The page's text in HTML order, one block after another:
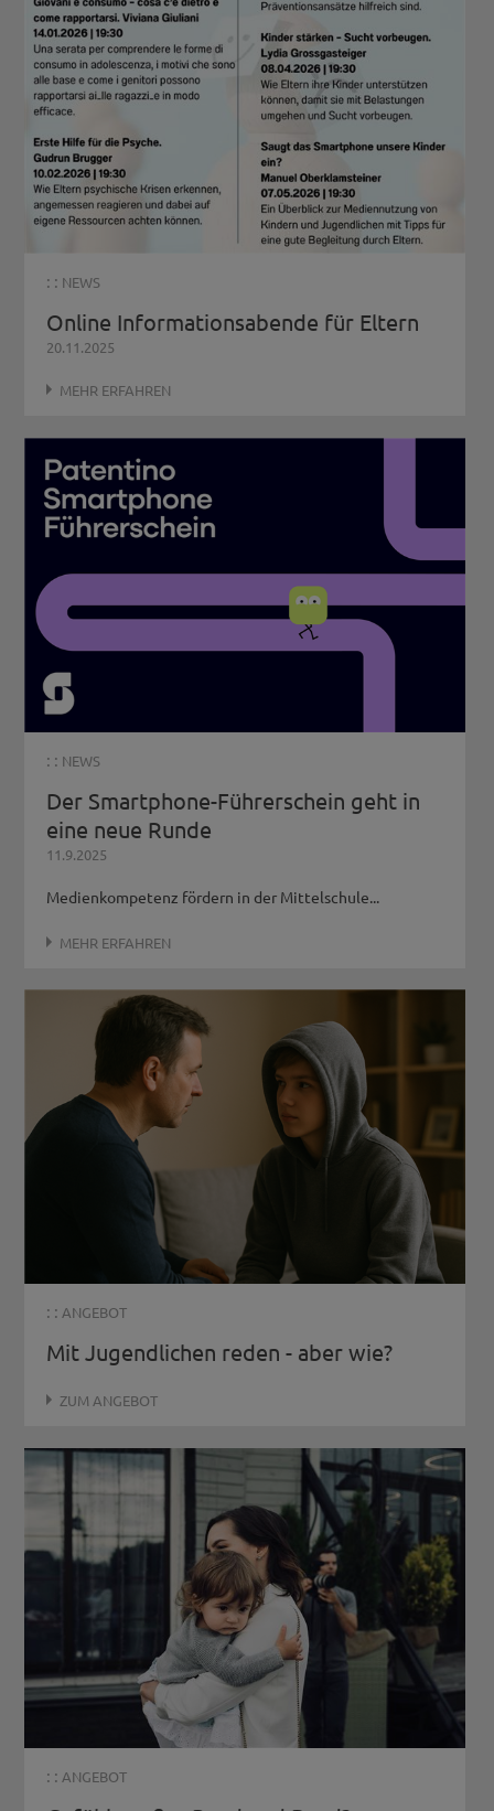
: : NEWS
Online Informationsabende für Eltern
20.11.2025
MEHR ERFAHREN
: : NEWS
Der Smartphone-Führerschein geht in
eine neue Runde
11.9.2025
Medienkompetenz fördern in der Mittelschule...
MEHR ERFAHREN
: : ANGEBOT
Mit Jugendlichen reden - aber wie?
ZUM ANGEBOT
: : ANGEBOT